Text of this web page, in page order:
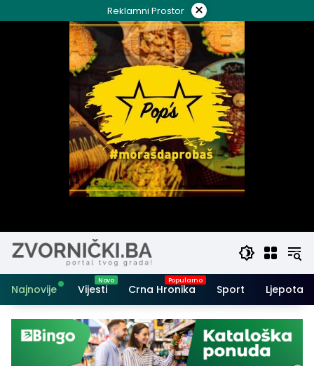
to
Reklamni Prostor ×
Najnovije Vijesti Crna Hronika Sport Ljepota i